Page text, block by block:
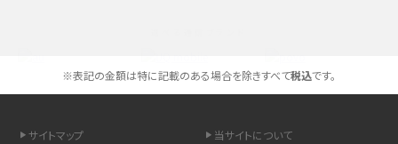
高校生にスマホ制限は必要？所持率やメリット・デメリットを詳しく紹介
スマホのネット通信速度が遅い原因は？すぐできる対処法や見直すポイントを解
※表記の金額は特に記載のある場合を除きすべて税込です。
サイトマップ
当サイトについて